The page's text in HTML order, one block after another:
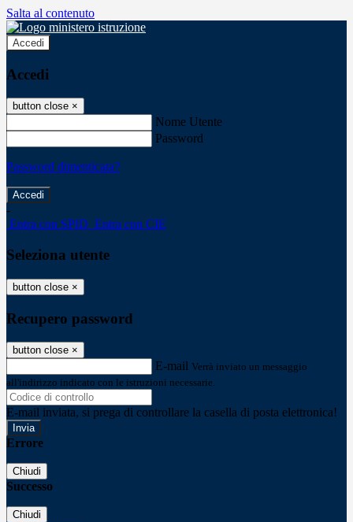
Salta al contenuto
Accedi
Accedi
button close ×
Nome Utente
Password
Password dimenticata?
-
Entra con SPID Entra con CIE
Seleziona utente
button close ×
Recupero password
button close ×
E-mail Verrà inviato un messaggio
all'indirizzo indicato con le istruzioni necessarie.
E-mail inviata, si prega di controllare la casella di posta elettronica!
Errore
Chiudi
Successo
Chiudi